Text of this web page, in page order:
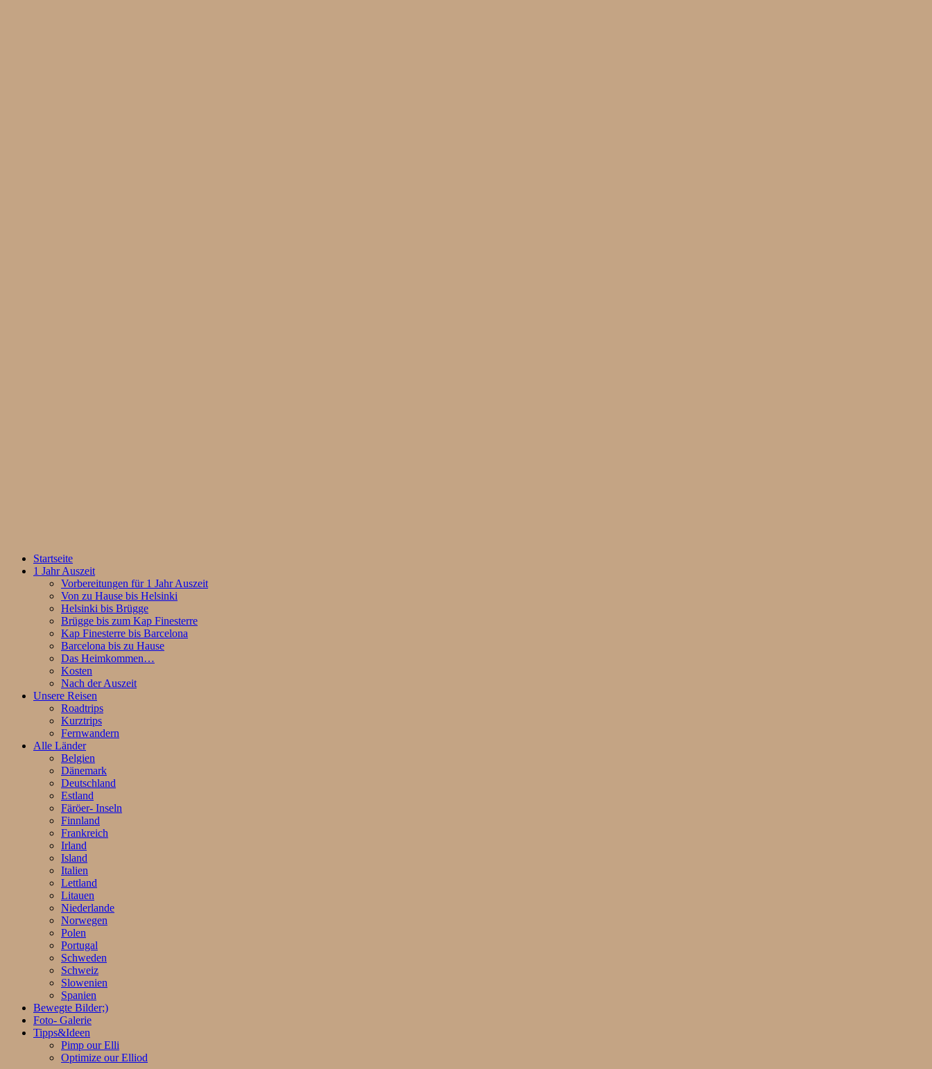
Startseite
1 Jahr Auszeit
Vorbereitungen für 1 Jahr Auszeit
Von zu Hause bis Helsinki
Helsinki bis Brügge
Brügge bis zum Kap Finesterre
Kap Finesterre bis Barcelona
Barcelona bis zu Hause
Das Heimkommen…
Kosten
Nach der Auszeit
Unsere Reisen
Roadtrips
Kurztrips
Fernwandern
Alle Länder
Belgien
Dänemark
Deutschland
Estland
Färöer- Inseln
Finnland
Frankreich
Irland
Island
Italien
Lettland
Litauen
Niederlande
Norwegen
Polen
Portugal
Schweden
Schweiz
Slowenien
Spanien
Bewegte Bilder;)
Foto- Galerie
Tipps&Ideen
Pimp our Elli
Optimize our Elliod